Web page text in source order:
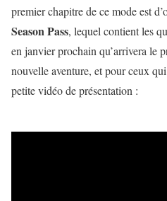
premier chapitre de ce mode est
Season Pass, lequel contient les
en janvier prochain qu’arrivera le
nouvelle aventure, et pour ceux
petite vidéo de présentation :